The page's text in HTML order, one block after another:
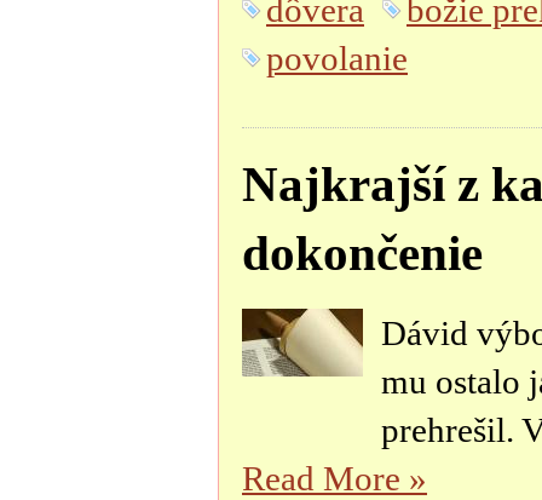
dôvera
božie
povolanie
Najkrajší z
dokončenie
Dávid
mu ostalo
prehrešil.
Read More »